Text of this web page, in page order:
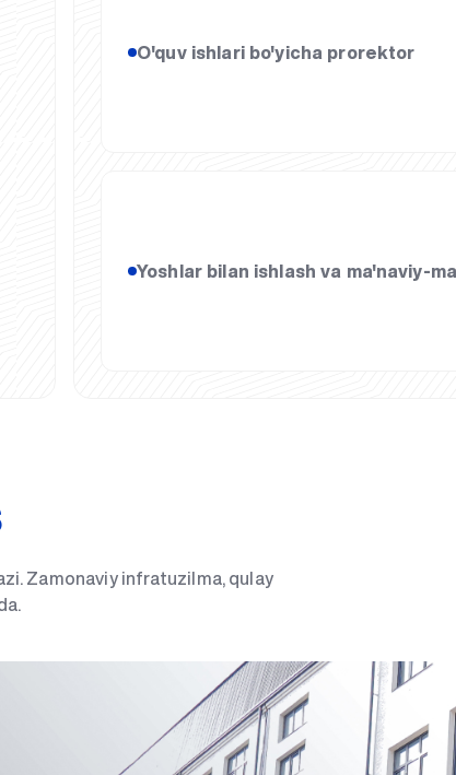
O'quv ishlari bo'yicha prorektor
Yoshlar bilan ishlash va ma'naviy-
Zamonaviy infratuzilma, qulay